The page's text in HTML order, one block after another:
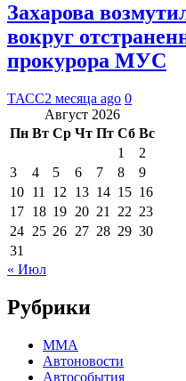
Захарова
вокруг
прокурора МУС
ТАСС2 месяца ago 0
Август 2026
Пн Вт Ср Чт Пт Сб Вс
1
2
3
4 5 6 7 8
9
10 11 12 13 14 15 16
17 18 19 20 21 22 23
24 25 26 27 28 29 30
31
« Июл
Рубрики
MMA
Автоновости
Автособытия